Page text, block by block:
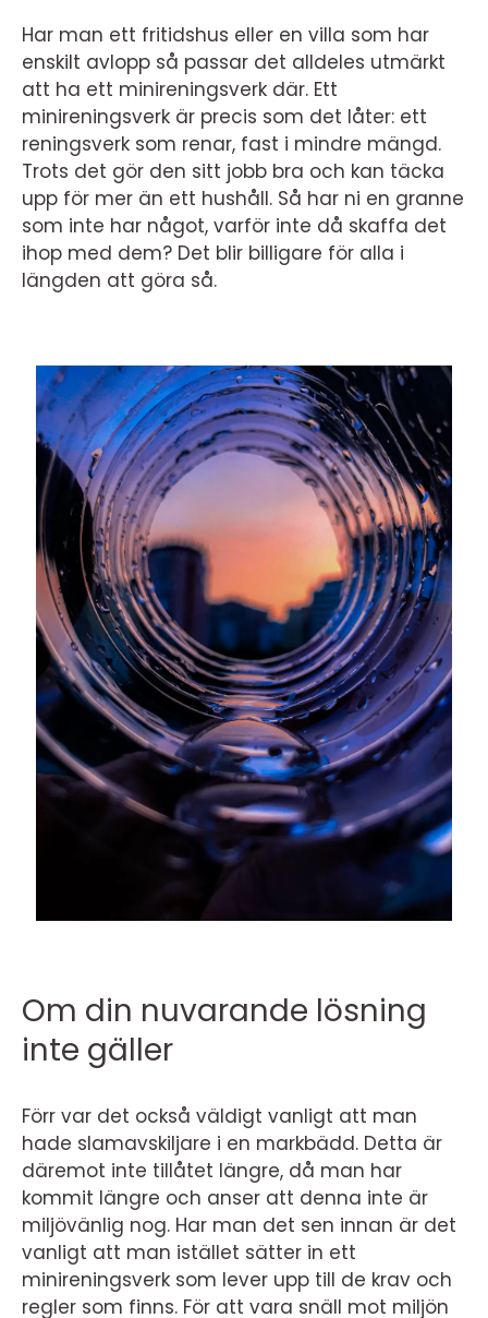
Har man ett fritidshus eller en villa som har
enskilt avlopp så passar det alldeles utmärkt
att ha ett minireningsverk där. Ett
minireningsverk är precis som det låter: ett
reningsverk som renar, fast i mindre mängd.
Trots det gör den sitt jobb bra och kan täcka
upp för mer än ett hushåll. Så har ni en granne
som inte har något, varför inte då skaffa det
ihop med dem? Det blir billigare för alla i
längden att göra så.
Om din nuvarande lösning
inte gäller
Förr var det också väldigt vanligt att man
hade slamavskiljare i en markbädd. Detta är
däremot inte tillåtet längre, då man har
kommit längre och anser att denna inte är
miljövänlig nog. Har man det sen innan är det
vanligt att man istället sätter in ett
minireningsverk som lever upp till de krav och
regler som finns. För att vara snäll mot miljön